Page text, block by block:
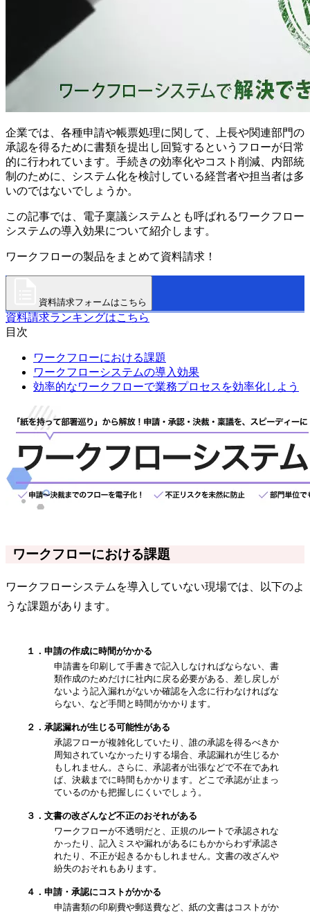
企業では、各種申請や帳票処理に関して、上長や関連部門の
承認を得るために書類を提出し回覧するというフローが日常
的に行われています。手続きの効率化やコスト削減、内部統
制のために、システム化を検討している経営者や担当者は多
いのではないでしょうか。
この記事では、電子稟議システムとも呼ばれるワークフロー
システムの導入効果について紹介します。
ワークフローの製品をまとめて資料請求！
資料請求フォームはこちら
資料請求ランキングはこちら
目次
ワークフローにおける課題
ワークフローシステムの導入効果
効率的なワークフローで業務プロセスを効率化しよう
ワークフローにおける課題
ワークフローシステムを導入していない現場では、以下のよ
うな課題があります。
１．申請の作成に時間がかかる
申請書を印刷して手書きで記入しなければならない、書
類作成のためだけに社内に戻る必要がある、差し戻しが
ないよう記入漏れがないか確認を入念に行わなければな
らない、など手間と時間がかかります。
２．承認漏れが生じる可能性がある
承認フローが複雑化していたり、誰の承認を得るべきか
周知されていなかったりする場合、承認漏れが生じるか
もしれません。さらに、承認者が出張などで不在であれ
ば、決裁までに時間もかかります。どこで承認が止まっ
ているのかも把握しにくいでしょう。
３．文書の改ざんなど不正のおそれがある
ワークフローが不透明だと、正規のルートで承認されな
かったり、記入ミスや漏れがあるにもかからわず承認さ
れたり、不正が起きるかもしれません。文書の改ざんや
紛失のおそれもあります。
４．申請・承認にコストがかかる
申請書類の印刷費や郵送費など、紙の文書はコストがか